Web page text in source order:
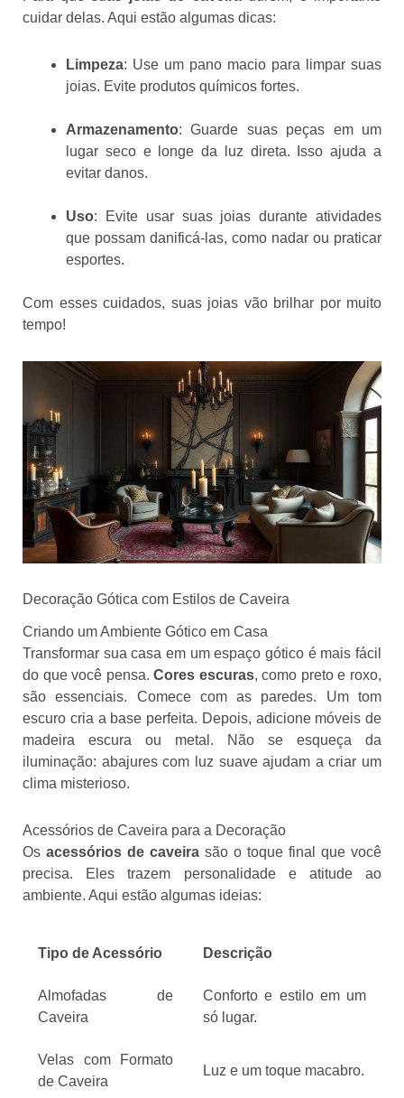
cuidar delas. Aqui estão algumas dicas:
Limpeza: Use um pano macio para limpar suas
joias. Evite produtos químicos fortes.
Armazenamento: Guarde suas peças em um
lugar seco e longe da luz direta. Isso ajuda a
evitar danos.
Uso: Evite usar suas joias durante atividades
que possam danificá-las, como nadar ou praticar
esportes.
Com esses cuidados, suas joias vão brilhar por muito
tempo!
Decoração Gótica com Estilos de Caveira
Criando um Ambiente Gótico em Casa
Transformar sua casa em um espaço gótico é mais fácil
do que você pensa.Cores escuras, como preto e roxo,
são essenciais. Comece com as paredes. Um tom
escuro cria a base perfeita. Depois, adicione móveis de
madeira escura ou metal. Não se esqueça da
iluminação: abajures com luz suave ajudam a criar um
clima misterioso.
Acessórios de Caveira para a Decoração
Os acessórios de caveira são o toque final que você
precisa. Eles trazem personalidade e atitude ao
ambiente. Aqui estão algumas ideias:
Tipo de Acessório Descrição
Almofadas de
Caveira
Conforto e estilo em um
só lugar.
Velas com Formato
de Caveira
Luz e um toque macabro.